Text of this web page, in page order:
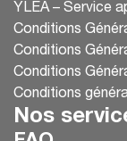
YLEA – Service
Conditions
Conditions
Conditions
Conditions
Nos